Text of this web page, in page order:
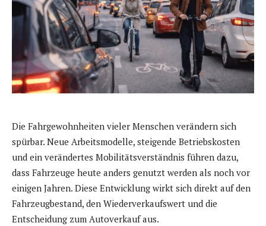
Die Fahrgewohnheiten vieler Menschen verändern sich
spürbar. Neue Arbeitsmodelle, steigende Betriebskosten
und ein verändertes Mobilitätsverständnis führen dazu,
dass Fahrzeuge heute anders genutzt werden als noch vor
einigen Jahren. Diese Entwicklung wirkt sich direkt auf den
Fahrzeugbestand, den Wiederverkaufswert und die
Entscheidung zum Autoverkauf aus.